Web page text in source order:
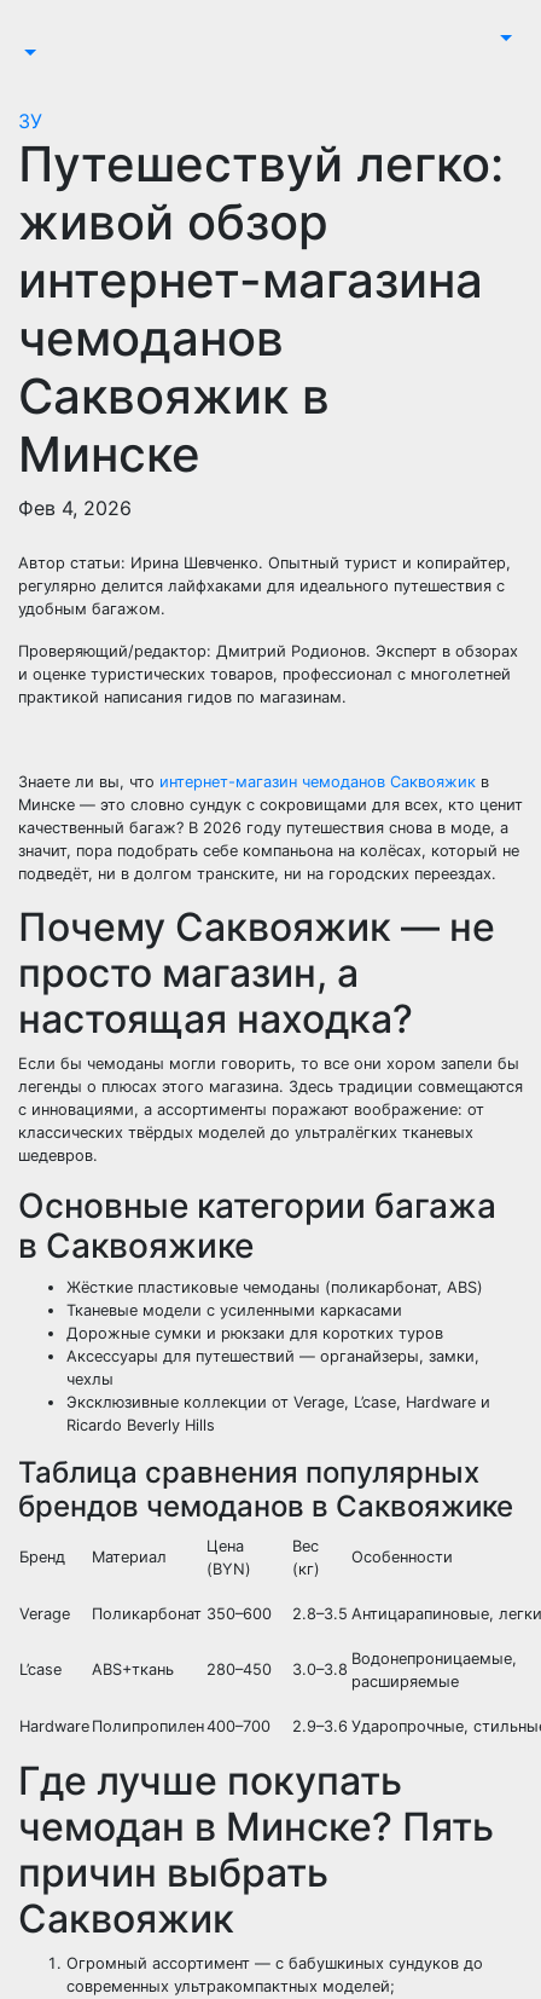
ЗУ
Путешествуй легко:
живой обзор
интернет-магазина
чемоданов
Саквояжик в
Минске
Фев 4, 2026
Автор статьи: Ирина Шевченко. Опытный турист и копирайтер,
регулярно делится лайфхаками для идеального путешествия с
удобным багажом.
Проверяющий/редактор: Дмитрий Родионов. Эксперт в обзорах
и оценке туристических товаров, профессионал с многолетней
практикой написания гидов по магазинам.
Знаете ли вы, что интернет-магазин чемоданов Саквояжик в
Минске — это словно сундук с сокровищами для всех, кто ценит
качественный багаж? В 2026 году путешествия снова в моде, а
значит, пора подобрать себе компаньона на колёсах, который не
подведёт, ни в долгом транските, ни на городских переездах.
Почему Саквояжик — не
просто магазин, а
настоящая находка?
Если бы чемоданы могли говорить, то все они хором запели бы
легенды о плюсах этого магазина. Здесь традиции совмещаются
с инновациями, а ассортименты поражают воображение: от
классических твёрдых моделей до ультралёгких тканевых
шедевров.
Основные категории багажа
в Саквояжике
Жёсткие пластиковые чемоданы (поликарбонат, ABS)
Тканевые модели с усиленными каркасами
Дорожные сумки и рюкзаки для коротких туров
Аксессуары для путешествий — органайзеры, замки,
чехлы
Эксклюзивные коллекции от Verage, L’case, Hardware и
Ricardo Beverly Hills
Таблица сравнения популярных
брендов чемоданов в Саквояжике
Бренд Материал
Цена
(BYN)
Вес
(кг)
Особенности
Verage Поликарбонат 350–600 2.8–3.5 Антицарапиновые,
L’case ABS+ткань 280–450 3.0–3.8
Водонепроницаемые,
расширяемые
Hardware Полипропилен400–700 2.9–3.6 Ударопрочные,
Где лучше покупать
чемодан в Минске? Пять
причин выбрать
Саквояжик
Огромный ассортимент — с бабушкиных сундуков до
современных ультракомпактных моделей;